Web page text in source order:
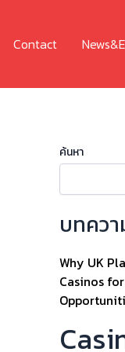
Contact
ค้นหา
บทคว
Why UK
Casinos